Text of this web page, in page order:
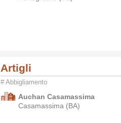
Artigli
# Abbigliamento
Auchan Casamassima
Casamassima (BA)